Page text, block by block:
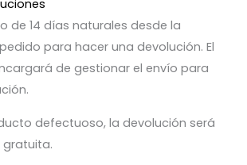
de 14 días naturales desde la
para hacer una devolución. El
de gestionar el envío para
defectuoso, la devolución será